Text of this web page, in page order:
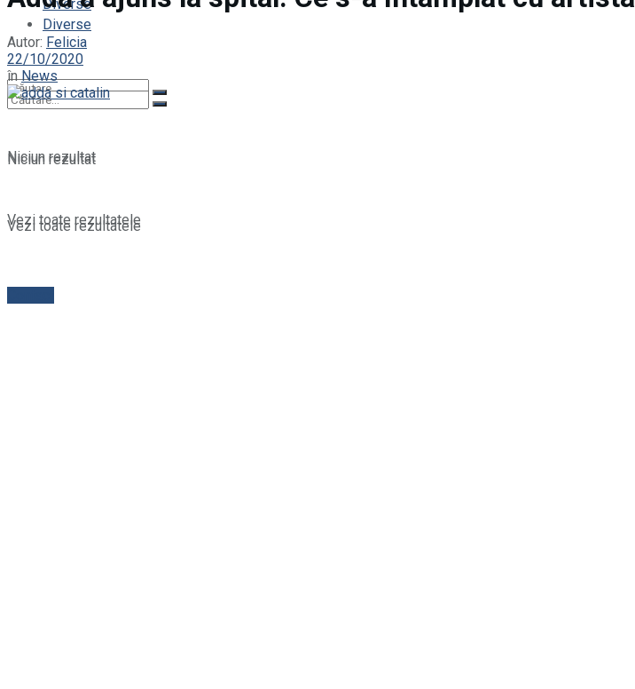
Diverse
Niciun rezultat
Vezi toate rezultatele
Diverse
Niciun rezultat
Vezi toate rezultatele
Autor: Felicia
22/10/2020
în News